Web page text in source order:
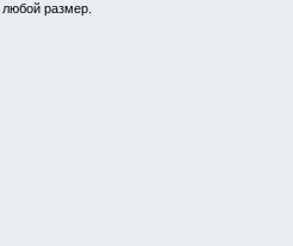
размер.